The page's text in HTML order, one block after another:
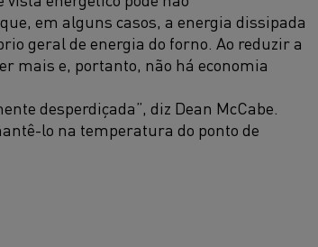
em alguns casos, a energia dissipada
geral de energia do forno. Ao reduzir a
mais e, portanto, não há economia
desperdiçada”, diz Dean McCabe.
lo na temperatura do ponto de